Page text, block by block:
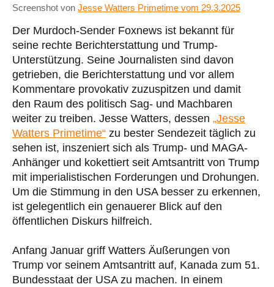
Screenshot von Jesse Watters Primetime vom 29.3.2025
Der Murdoch-Sender Foxnews ist bekannt für
seine rechte Berichterstattung und Trump-
Unterstützung. Seine Journalisten sind davon
getrieben, die Berichterstattung und vor allem
Kommentare provokativ zuzuspitzen und damit
den Raum des politisch Sag- und Machbaren
weiter zu treiben. Jesse Watters, dessen „Jesse
Watters Primetime“ zu bester Sendezeit täglich zu
sehen ist, inszeniert sich als Trump- und MAGA-
Anhänger und kokettiert seit Amtsantritt von Trump
mit imperialistischen Forderungen und Drohungen.
Um die Stimmung in den USA besser zu erkennen,
ist gelegentlich ein genauerer Blick auf den
öffentlichen Diskurs hilfreich.
Anfang Januar griff Watters Äußerungen von
Trump vor seinem Amtsantritt auf, Kanada zum 51.
Bundesstaat der USA zu machen. In einem